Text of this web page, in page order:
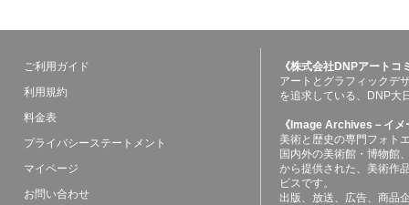
ご利用ガイド
利用規約
料金表
プライバシーステートメント
マイページ
お問い合わせ
《株式会社DNPアート
アートとグラフィックデ
を追求している、DNP大
《Image Archives－イ
美術と歴史の専門フォト
国内外の美術館・博物館
から提供された、美術作
ビスです。
出版、放送、広告、商品